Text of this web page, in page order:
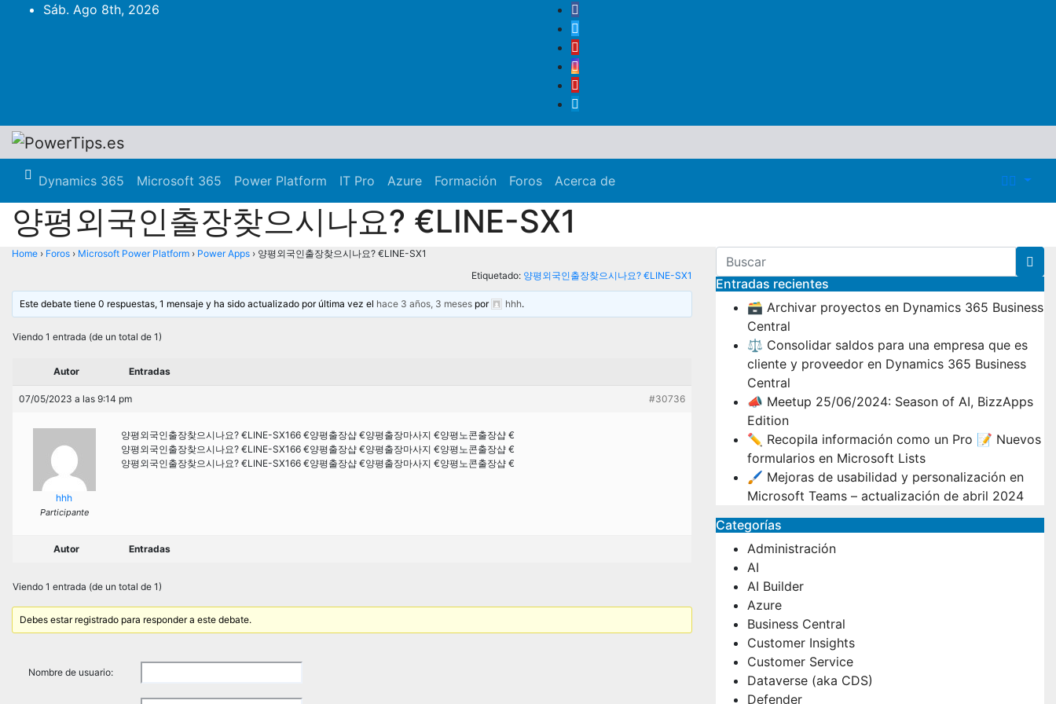
Sáb. Ago 8th, 2026
Dynamics 365 Microsoft 365 Power Platform IT Pro Azure Formación Foros Acerca de
양평외국인출장찾으시나요? €LINE-SX1
Home › Foros › Microsoft Power Platform › Power Apps › 양평외국인출장찾으시나요? €LINE-SX1
Etiquetado: 양평외국인출장찾으시나요? €LINE-SX1
Este debate tiene 0 respuestas, 1 mensaje y ha sido actualizado por última vez el hace 3 años, 3 meses por hhh.
Viendo 1 entrada (de un total de 1)
Autor Entradas
07/05/2023 a las 9:14 pm #30736
hhh
Participante
양평외국인출장찾으시나요? €LINE-SX166 €양평출장샵 €양평출장마사지 €양평노콘출장샵 €
양평외국인출장찾으시나요? €LINE-SX166 €양평출장샵 €양평출장마사지 €양평노콘출장샵 €
양평외국인출장찾으시나요? €LINE-SX166 €양평출장샵 €양평출장마사지 €양평노콘출장샵 €
Autor Entradas
Viendo 1 entrada (de un total de 1)
Debes estar registrado para responder a este debate.
Nombre de usuario:
Entradas recientes
🗃️ Archivar proyectos en Dynamics 365 Business
Central
⚖️ Consolidar saldos para una empresa que es
cliente y proveedor en Dynamics 365 Business
Central
📣 Meetup 25/06/2024: Season of AI, BizzApps
Edition
✏️ Recopila información como un Pro 📝 Nuevos
formularios en Microsoft Lists
🖌️ Mejoras de usabilidad y personalización en
Microsoft Teams – actualización de abril 2024
Categorías
Administración
AI
AI Builder
Azure
Business Central
Customer Insights
Customer Service
Dataverse (aka CDS)
Defender